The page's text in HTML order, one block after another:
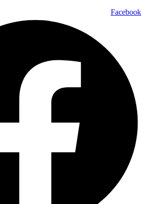
Facebook